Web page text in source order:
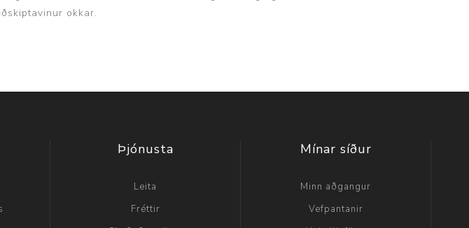
okkar.
Þjónusta
Leita
Fréttir
Mínar síður
Minn aðgangur
Vefpantanir